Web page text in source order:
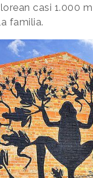
casi 1.000
familia.